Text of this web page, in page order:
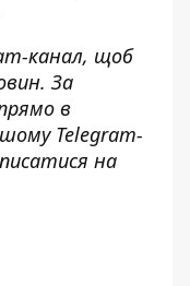
канал, щоб
За
в
Telegram-
на